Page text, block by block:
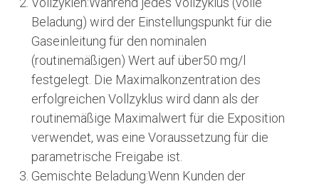
Beladung) wird der Einstellungspunkt für die
Gaseinleitung für den nominalen
(routinemäßigen) Wert auf über50 mg/l
festgelegt. Die Maximalkonzentration des
erfolgreichen Vollzyklus wird dann als der
routinemäßige Maximalwert für die Exposition
verwendet, was eine Voraussetzung für die
parametrische Freigabe ist.
Gemischte Beladung:Wenn Kunden der